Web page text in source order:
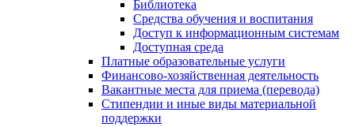
Библиотека
Средства обучения и воспитания
Доступ к информационным системам
Доступная среда
Платные образовательные услуги
Финансово-хозяйственная деятельность
Вакантные места для приема (перевода)
Стипендии и иные виды материальной
поддержки